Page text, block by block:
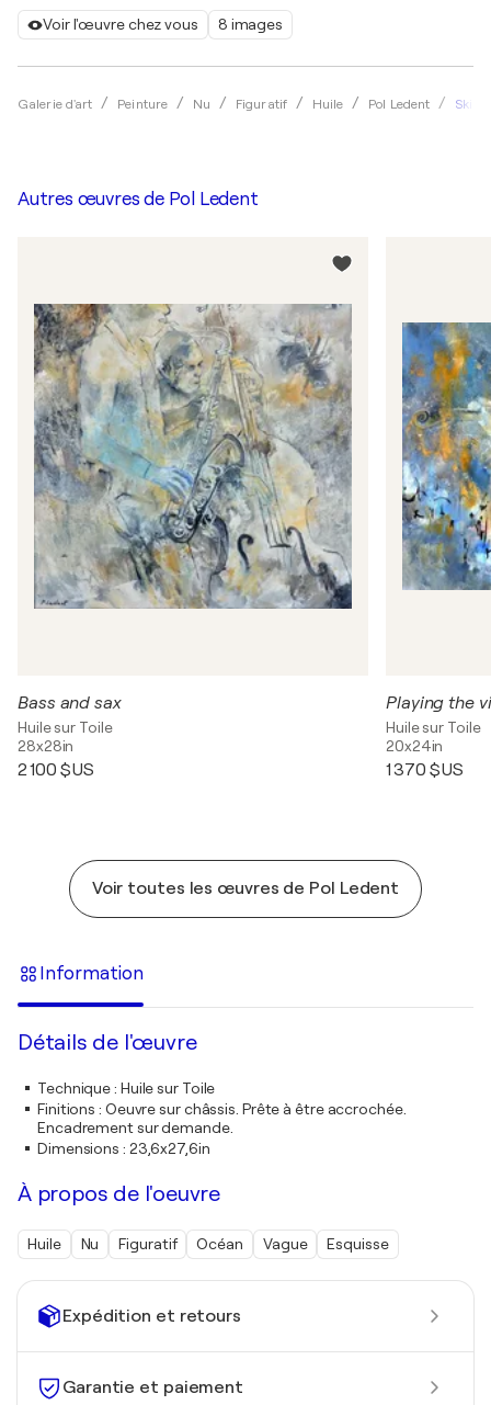
Voir l'œuvre chez vous 8 images
Galerie d'art Peinture Nu Figuratif Huile Pol Ledent Skiing
Expédition et retours
Garantie et paiement
Autres œuvres de Pol Ledent
Bass and sax
Huile sur Toile
28x28in
2 100 $US
Playing the
Huile sur Toile
20x24in
1 370 $US
Voir toutes les œuvres de Pol Ledent
Information
Détails de l'œuvre
Technique: Huile sur Toile
Finitions : Oeuvre sur châssis. Prête à être accrochée.
Encadrement sur demande.
Dimensions : 23,6x27,6in
À propos de l'oeuvre
Huile Nu Figuratif Océan Vague Esquisse